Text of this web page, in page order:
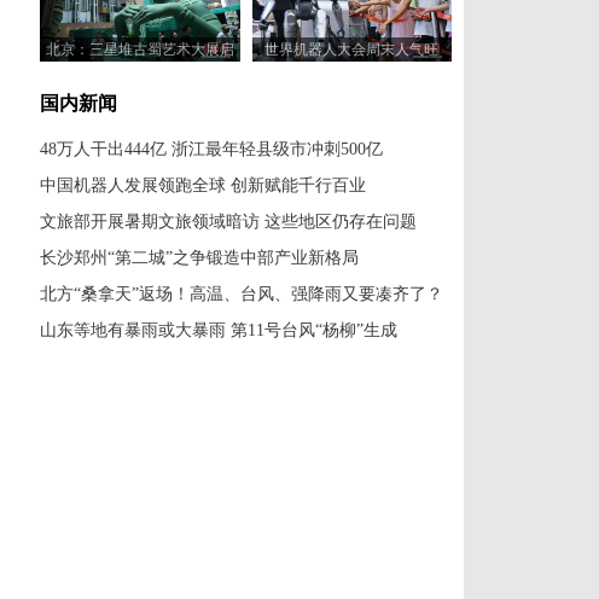
北京：三星堆古蜀艺术大展启
世界机器人大会周末人气旺
国内新闻
48万人干出444亿 浙江最年轻县级市冲刺500亿
中国机器人发展领跑全球 创新赋能千行百业
文旅部开展暑期文旅领域暗访 这些地区仍存在问题
长沙郑州“第二城”之争锻造中部产业新格局
北方“桑拿天”返场！高温、台风、强降雨又要凑齐了？
山东等地有暴雨或大暴雨 第11号台风“杨柳”生成